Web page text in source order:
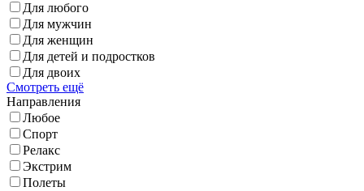
Для любого
Для мужчин
Для женщин
Для детей и подростков
Для двоих
Смотреть ещё
Направления
Любое
Спорт
Релакс
Экстрим
Полеты